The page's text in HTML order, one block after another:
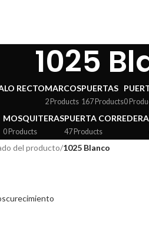
1025
RECTOMARCOS
2 Products
PUERTAS
167 Products0
MOSQUITERAS
0 Products
PUERTA CORREDERA
47 Products
del producto/1025 Blanco